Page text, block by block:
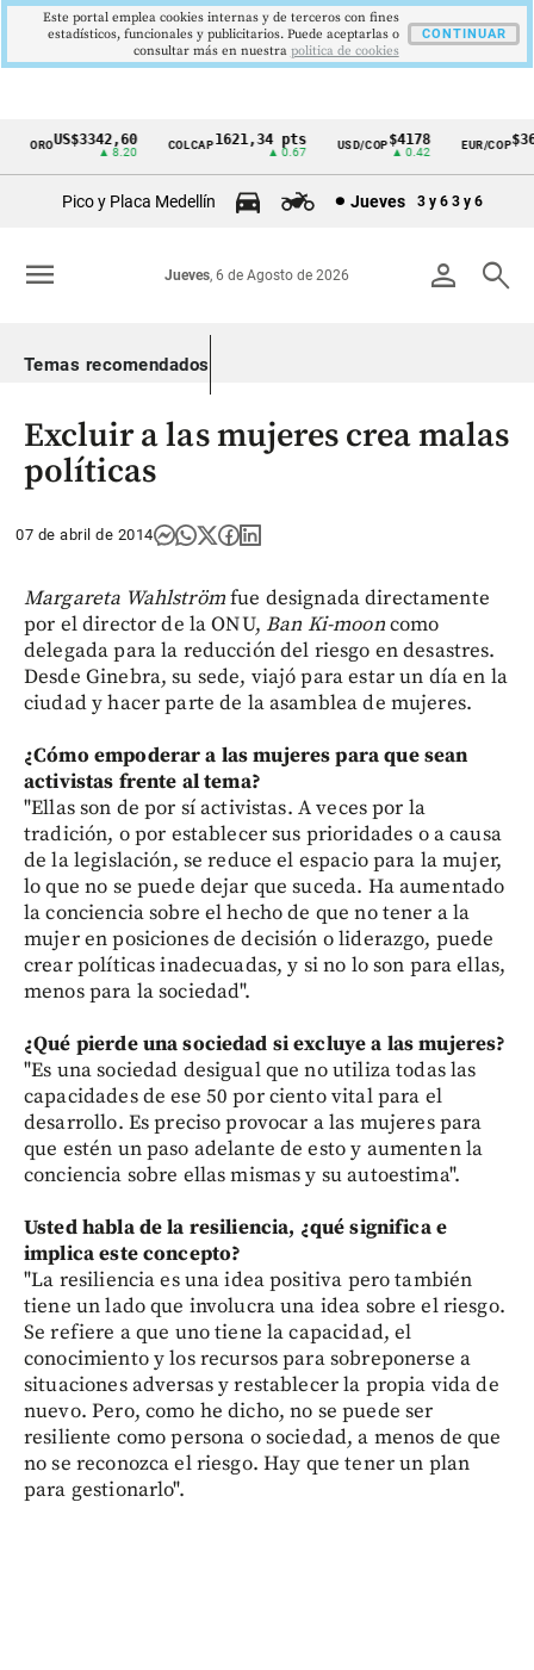
Cintillo
Colombia
OROUS$3342,60
▲ 8.20
COLCAP1621,34 pts
▲ 0.67
USD/COP$4178
▲ 0.42
EUR/COP
Pico y Placa Medellín Jueves 3 y 6 3 y 6
person search
Jueves, 6 de Agosto de 2026
menu
Temas recomendados
Excluir a las mujeres crea malas
políticas
07 de abril de 2014
Margareta Wahlströmfue designada directamente
por el director de la ONU,Ban Ki-mooncomo
delegada para la reducción del riesgo en desastres.
Desde Ginebra, su sede, viajó para estar un día en la
ciudad y hacer parte de la asamblea de mujeres.
¿Cómo empoderar a las mujeres para que sean
activistas frente al tema?
"Ellas son de por sí activistas. A veces por la
tradición, o por establecer sus prioridades o a causa
de la legislación, se reduce el espacio para la mujer,
lo que no se puede dejar que suceda. Ha aumentado
la conciencia sobre el hecho de que no tener a la
mujer en posiciones de decisión o liderazgo, puede
crear políticas inadecuadas, y si no lo son para ellas,
menos para la sociedad".
¿Qué pierde una sociedad si excluye a las mujeres?
"Es una sociedad desigual que no utiliza todas las
capacidades de ese 50 por ciento vital para el
desarrollo. Es preciso provocar a las mujeres para
que estén un paso adelante de esto y aumenten la
conciencia sobre ellas mismas y su autoestima".
Usted habla de la resiliencia, ¿qué significa e
implica este concepto?
"La resiliencia es una idea positiva pero también
tiene un lado que involucra una idea sobre el riesgo.
Se refiere a que uno tiene la capacidad, el
conocimiento y los recursos para sobreponerse a
situaciones adversas y restablecer la propia vida de
nuevo. Pero, como he dicho, no se puede ser
resiliente como persona o sociedad, a menos de que
no se reconozca el riesgo. Hay que tener un plan
para gestionarlo".
Este portal emplea cookies internas y de terceros con fines
estadísticos, funcionales y publicitarios. Puede aceptarlas o
consultar más en nuestra politica de cookies
CONTINUAR